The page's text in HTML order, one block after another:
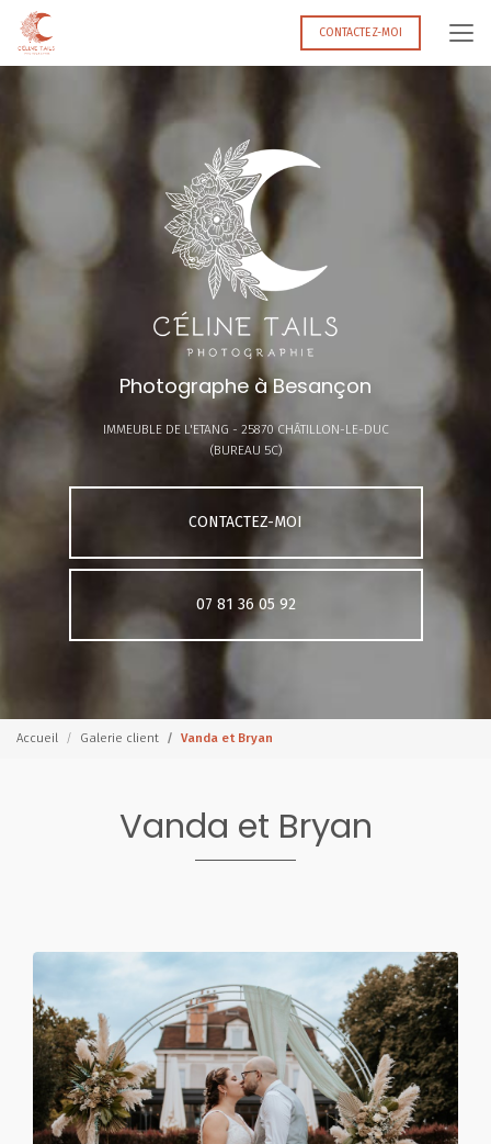
Aller
contenu
CONTACTEZ-MOI
Photographe à Besançon
IMMEUBLE DE L'ETANG - 25870 CHÂTILLON-LE-DUC
(BUREAU 5C)
CONTACTEZ-MOI
07 81 36 05 92
Accueil Galerie client Vanda et Bryan
Vanda et Bryan